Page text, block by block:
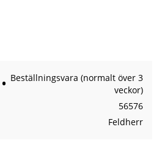
Beställningsvara (normalt över 3
veckor)
56576
Feldherr